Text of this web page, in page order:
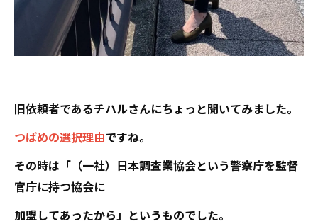
旧依頼者であるチハルさんにちょっと聞いてみました。
つばめの選択理由ですね。
その時は「（一社）日本調査業協会という警察庁を監督
官庁に持つ協会に
加盟してあったから」というものでした。